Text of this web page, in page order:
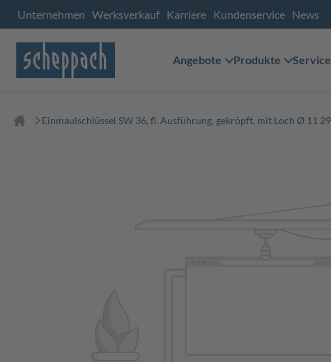
Unternehmen Werksverkauf Karriere Kundenservice News
Angebote Produkte Service
Einmaulschlüssel SW 36, fl. Ausführung, gekröpft, mit Loch Ø 11